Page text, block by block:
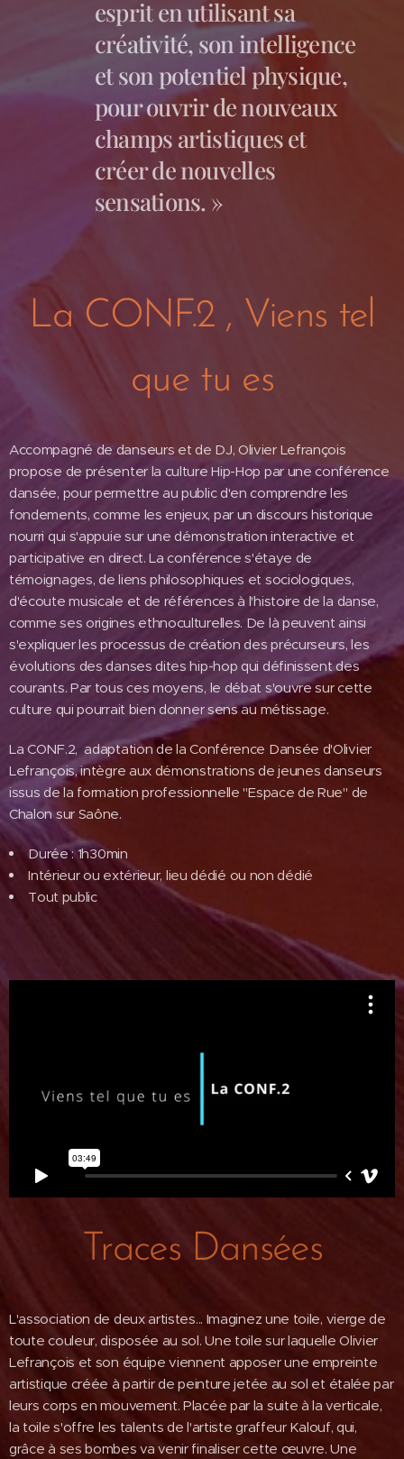
esprit en utilisant sa
créativité, son intelligence
et son potentiel physique,
pour ouvrir de nouveaux
champs artistiques et
créer de nouvelles
sensations. »
La CONF.2 , Viens tel
que tu es
Accompagné de danseurs et de DJ, Olivier Lefrançois
propose de présenter la culture Hip-Hop par une conférence
dansée, pour permettre au public d'en comprendre les
fondements, comme les enjeux, par un discours historique
nourri qui s'appuie sur une démonstration interactive et
participative en direct. La conférence s'étaye de
témoignages, de liens philosophiques et sociologiques,
d'écoute musicale et de références à l'histoire de la danse,
comme ses origines ethnoculturelles. De là peuvent ainsi
s'expliquer les processus de création des précurseurs, les
évolutions des danses dites hip-hop qui définissent des
courants. Par tous ces moyens, le débat s'ouvre sur cette
culture qui pourrait bien donner sens au métissage.
La CONF.2, adaptation de la Conférence Dansée d'Olivier
Lefrançois, intègre aux démonstrations de jeunes danseurs
issus de la formation professionnelle "Espace de Rue" de
Chalon sur Saône.
Durée : 1h30min
Intérieur ou extérieur, lieu dédié ou non dédié
Tout public
Traces Dansées
L'association de deux artistes... Imaginez une toile, vierge de
toute couleur, disposée au sol. Une toile sur laquelle Olivier
Lefrançois et son équipe viennent apposer une empreinte
artistique créée à partir de peinture jetée au sol et étalée par
leurs corps en mouvement. Placée par la suite à la verticale,
la toile s'offre les talents de l'artiste graffeur Kalouf, qui,
grâce à ses bombes va venir finaliser cette œuvre. Une